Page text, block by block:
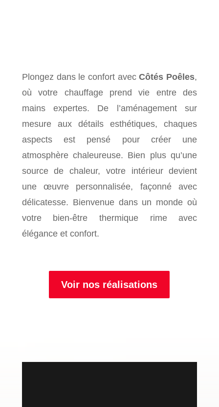
Plongez dans le confort avecCôtés Poêles,
où votre chauffage prend vie entre des
mains expertes. De l’aménagement sur
mesure aux détails esthétiques, chaques
aspects est pensé pour créer une
atmosphère chaleureuse. Bien plus qu’une
source de chaleur, votre intérieur devient
une œuvre personnalisée, façonné avec
délicatesse. Bienvenue dans un monde où
votre bien-être thermique rime avec
élégance et confort.
Voir nos réalisations